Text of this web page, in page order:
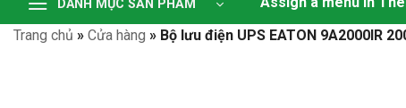
DANH MỤC SẢN PHẨM
Trang chủ » Cửa hàng » Bộ lưu điện UPS EATON 9A2000IR